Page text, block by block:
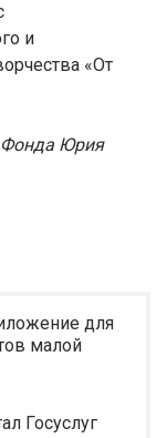
и
«От
Фонда Юрия
для
малой
Госуслуг